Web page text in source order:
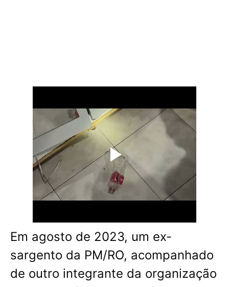
Em agosto de 2023, um ex-
sargento da PM/RO, acompanhado
de outro integrante da organização